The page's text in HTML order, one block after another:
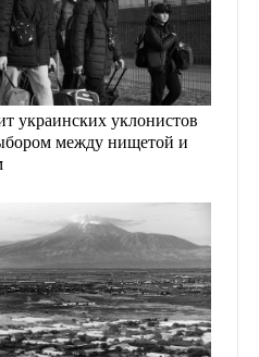
украинских уклонистов
между нищетой и